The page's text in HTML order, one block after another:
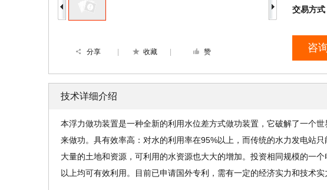
交易方式
分享 收藏 赞 咨
技术详细介绍
本浮力做功装置是一种全新的利用水位差方式做功装置，它破解了一个
来做功。具有效率高：对水的利用率在95%以上，而传统的水力发电站
大量的土地和资源，可利用的水资源也大大的增加。投资相同规模的一
以上均可有效利用。目前已申请国外专利，需有一定的经济实力和技术